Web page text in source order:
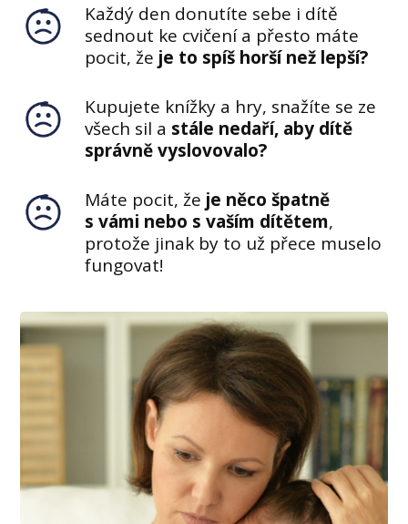
Každý den donutíte sebe i dítě
sednout ke cvičení a přesto máte
pocit, že je to spíš horší než lepší?
Kupujete knížky a hry, snažíte se ze
všech sil a stále nedaří, aby dítě
správně vyslovovalo?
Máte pocit, že je něco špatně
s vámi nebo s vaším dítětem,
protože jinak by to už přece muselo
fungovat!